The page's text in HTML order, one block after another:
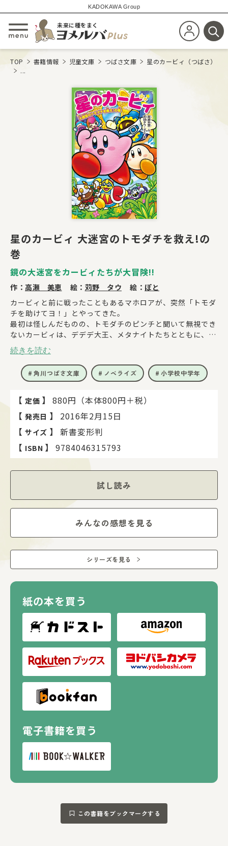
KADOKAWA Group
メニューを開閉する
未来に種をまく
新規会員登
検
TOP 書籍情報 児童文庫 つばさ文庫
星のカービィ（つばさ）
...
星のカービィ 大迷宮のトモダチを救え!の
巻
鏡の大迷宮をカービィたちが大冒険!!
作： 高瀬 美恵 絵： 苅野 タウ 絵： ぽと
カービィと前に戦ったこともあるマホロアが、突然「トモダ
チを助けてヨ！」とやってきた。
最初は怪しんだものの、トモダチのピンチと聞いて無視でき
ないカービィは、デデデ大王、メタナイトたちとともに、鏡
の大迷宮へ行くことに。
大迷宮は、不思議な鏡でいくつもの世界につながっていて、
冒険も大苦戦！
でも、つながっていた世界では、思わぬ出会いが待ってい
マホロアのトモダチって、いったいだれなの!?
続きを読む
角川つばさ文庫 ノベライズ 小学校中学年
【 定価 】
880円（本体800円＋税）
【 発売日 】
2016年2月15日
【 サイズ 】
新書変形判
【 ISBN 】 9784046315793
試し読み
みんなの感想を見る
シリーズを見る
紙の本を買う
電子書籍を買う
この書籍をブックマークする